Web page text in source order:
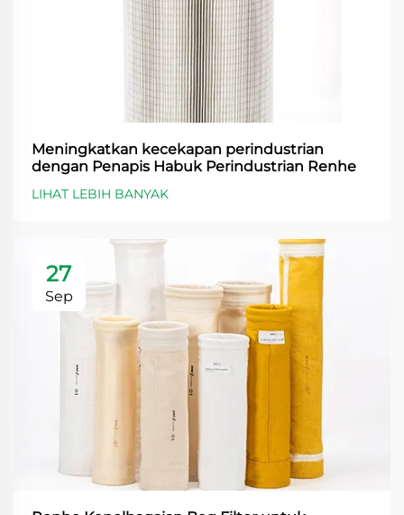
Meningkatkan kecekapan perindustrian
dengan Penapis Habuk Perindustrian Renhe
LIHAT LEBIH BANYAK
27
Sep